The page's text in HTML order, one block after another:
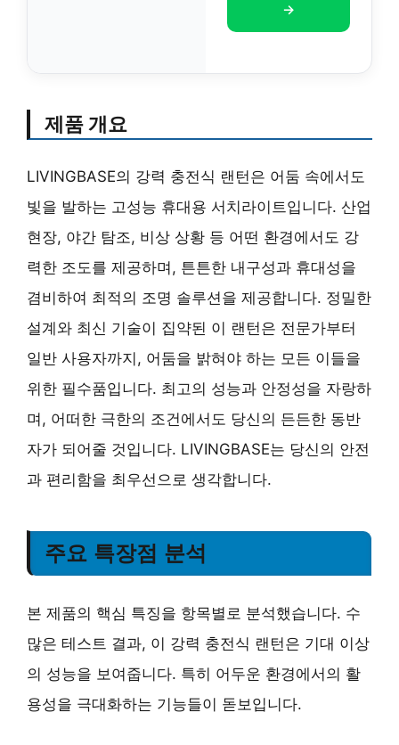
→
제품 개요
LIVINGBASE의 강력 충전식 랜턴은 어둠 속에서도
빛을 발하는 고성능 휴대용 서치라이트입니다. 산업
현장, 야간 탐조, 비상 상황 등 어떤 환경에서도 강
력한 조도를 제공하며, 튼튼한 내구성과 휴대성을
겸비하여 최적의 조명 솔루션을 제공합니다. 정밀한
설계와 최신 기술이 집약된 이 랜턴은 전문가부터
일반 사용자까지, 어둠을 밝혀야 하는 모든 이들을
위한 필수품입니다. 최고의 성능과 안정성을 자랑하
며, 어떠한 극한의 조건에서도 당신의 든든한 동반
자가 되어줄 것입니다. LIVINGBASE는 당신의 안전
과 편리함을 최우선으로 생각합니다.
주요 특장점 분석
본 제품의 핵심 특징을 항목별로 분석했습니다. 수
많은 테스트 결과, 이 강력 충전식 랜턴은 기대 이상
의 성능을 보여줍니다. 특히 어두운 환경에서의 활
용성을 극대화하는 기능들이 돋보입니다.